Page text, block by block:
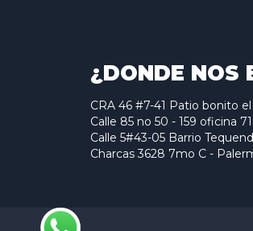
¿DONDE NOS
CRA 46 #7-41 Patio bonito
Calle 85 no 50 - 159 oficina
Calle 5#43-05 Barrio
Charcas 3628 7mo C -